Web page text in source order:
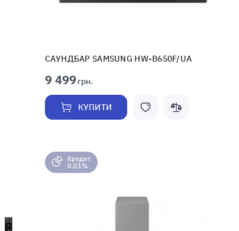
САУНДБАР SAMSUNG HW-B650F/UA
9 499грн.
КУПИТИ
Кредит
0,01%